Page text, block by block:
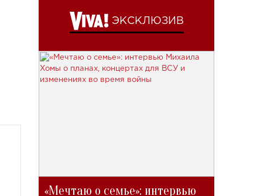
ЭКСКЛЮЗИВ
«Мечтаю о семье»: интервью